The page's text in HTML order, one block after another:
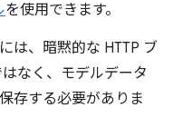
を使用できます。
は、暗黙的な HTTP ブ
なく、モデルデータ
存する必要がありま